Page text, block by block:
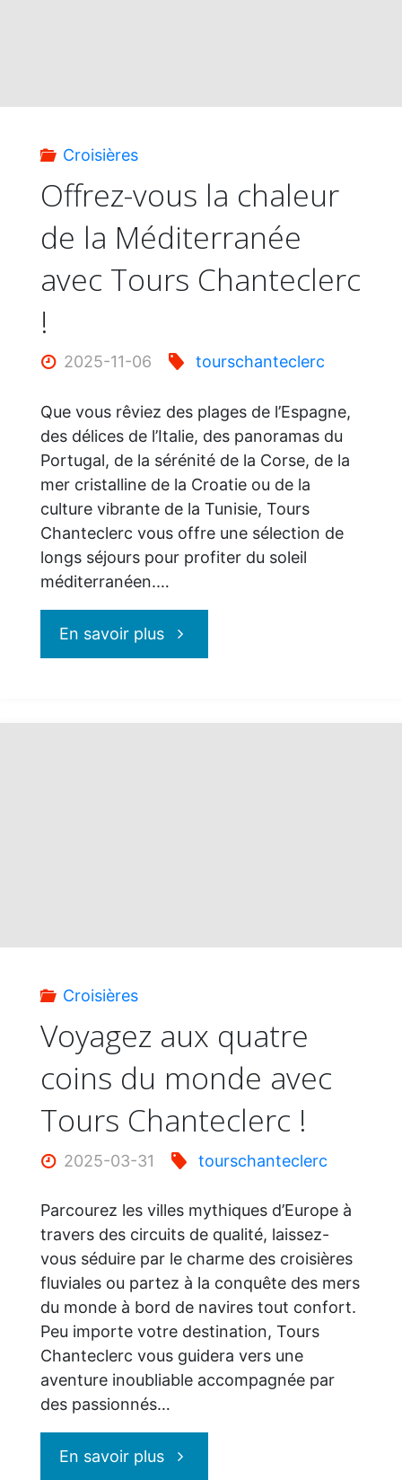
Croisières
Offrez-vous la chaleur
de la Méditerranée
avec Tours Chanteclerc
!
2025-11-06 tourschanteclerc
Que vous rêviez des plages de l’Espagne,
des délices de l’Italie, des panoramas du
Portugal, de la sérénité de la Corse, de la
mer cristalline de la Croatie ou de la
culture vibrante de la Tunisie, Tours
Chanteclerc vous offre une sélection de
longs séjours pour profiter du soleil
méditerranéen.…
En savoir plus"Offrez-
Chanteclerc
!"
Croisières
Voyagez aux quatre
coins du monde avec
Tours Chanteclerc !
2025-03-31 tourschanteclerc
Parcourez les villes mythiques d’Europe à
travers des circuits de qualité, laissez-
vous séduire par le charme des croisières
fluviales ou partez à la conquête des mers
du monde à bord de navires tout confort.
Peu importe votre destination, Tours
Chanteclerc vous guidera vers une
aventure inoubliable accompagnée par
des passionnés…
En savoir plus"Voyagez